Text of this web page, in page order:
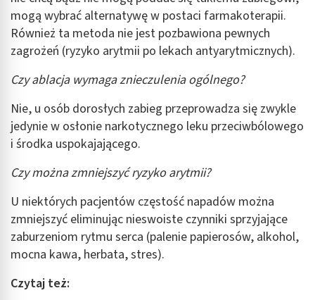
mogą wybrać alternatywę w postaci farmakoterapii.
Również ta metoda nie jest pozbawiona pewnych
zagrożeń (ryzyko arytmii po lekach antyarytmicznych).
Czy ablacja wymaga znieczulenia ogólnego?
Nie, u osób dorosłych zabieg przeprowadza się zwykle
jedynie w osłonie narkotycznego leku przeciwbólowego
i środka uspokajającego.
Czy można zmniejszyć ryzyko arytmii?
U niektórych pacjentów częstość napadów można
zmniejszyć eliminując nieswoiste czynniki sprzyjające
zaburzeniom rytmu serca (palenie papierosów, alkohol,
mocna kawa, herbata, stres).
Czytaj też: